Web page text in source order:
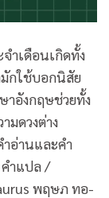
ำเดือนเกิดทั้ง
กใช้บอกนิสัย
าอังกฤษช่วยทั้ง
มดวงต่าง
ำอ่านและคำ
คำแปล /
พฤษภ ทอ-